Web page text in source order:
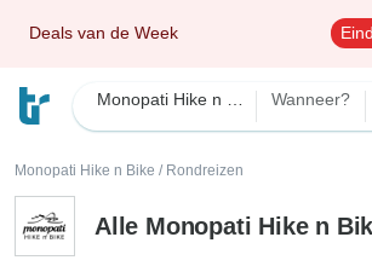
Deals van de Week
Wanneer?
Monopati Hike n Bike / Rondreizen
Alle Monopati Hike n